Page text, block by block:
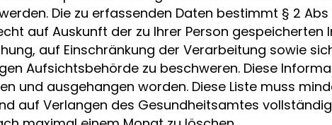
Die zu erfassenden Daten bestimmt § 2 Abs
auf Auskunft der zu Ihrer Person
auf Einschränkung der Verarbeitung sowie
Aufsichtsbehörde zu beschweren. Diese
und ausgehangen worden. Diese Liste muss
auf Verlangen des Gesundheitsamtes